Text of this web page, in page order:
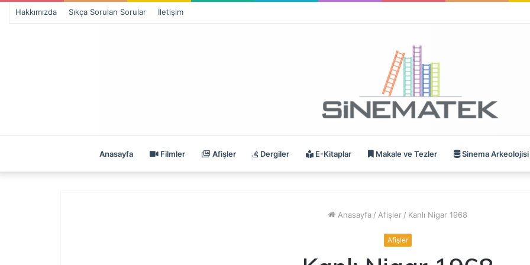
Hakkımızda Sıkça Sorulan Sorular İletişim
Anasayfa Filmler Afişler Dergiler E-Kitaplar Makale ve Tezler Sinema Arkeolojisi
Anasayfa / Afişler / Kanlı Nigar 1968
Afişler